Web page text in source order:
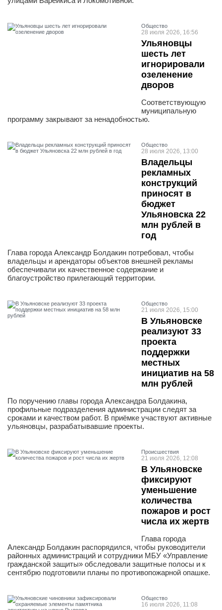
Общество
28 июля 2026, 16:56
Ульяновцы
шесть лет
игнорировали
озеленение
дворов
Соответствующую
муниципальную
программу закрывают за ненадобностью.
Общество
28 июля 2026, 13:00
Владельцы
рекламных
конструкций
приносят в
бюджет
Ульяновска 22
млн рублей в
год
Глава города Александр Болдакин потребовал, чтобы
владельцы и арендаторы объектов внешней рекламы
обеспечивали их качественное содержание и
благоустройство прилегающий территории.
Общество
21 июля 2026, 15:00
В Ульяновске
реализуют 33
проекта
поддержки
местных
инициатив на 58
млн рублей
По поручению главы города Александра Болдакина,
профильные подразделения администрации следят за
сроками и качеством работ. В приёмке участвуют активные
ульяновцы, разрабатывавшие проекты.
Проиcшествия
21 июля 2026, 12:08
В Ульяновске
фиксируют
уменьшение
количества
пожаров и рост
числа их жертв
Глава города
Александр Болдакин распорядился, чтобы руководители
районных администраций и сотрудники МБУ «Управление
гражданской защиты» обследовали защитные полосы и к
сентябрю подготовили планы по противопожарной опашке.
Общество
16 июля 2026, 11:08